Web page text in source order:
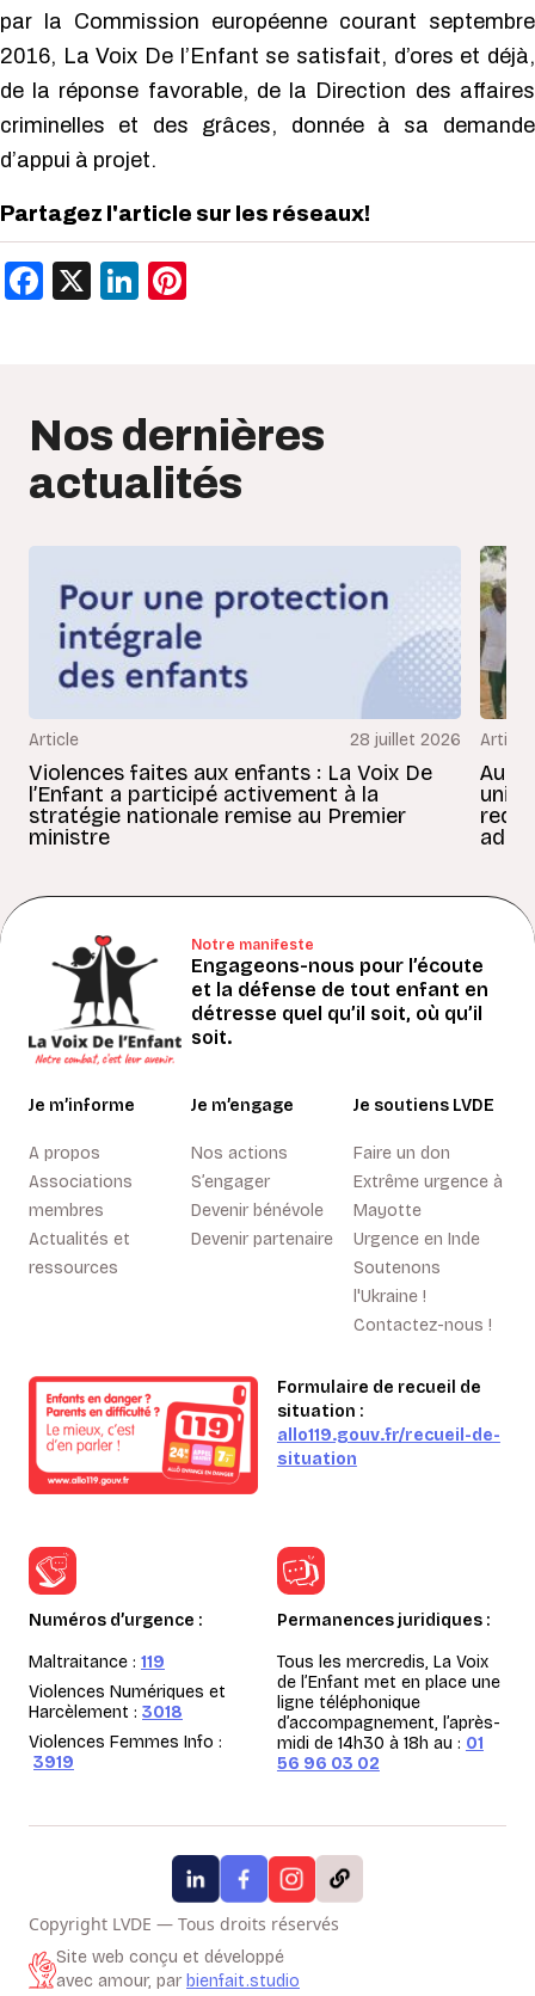
par la Commission européenne courant septembre
2016, La Voix De l’Enfant se satisfait, d’ores et déjà,
de la réponse favorable, de la Direction des affaires
criminelles et des grâces, donnée à sa demande
d’appui à projet.
Partagez l'article sur les réseaux!
Facebook
X LinkedIn
Nos dernières
actualités
Article 28 juillet 2026
Violences faites aux enfants : La Voix De
l’Enfant a participé activement à la
stratégie nationale remise au Premier
ministre
Article
Au
Notre manifeste
Engageons-nous pour l’écoute
et la défense de tout enfant en
détresse quel qu’il soit, où qu’il
soit.
Je m’informe
A propos
Associations
membres
Actualités et
ressources
Je m’engage
Nos actions
S’engager
Devenir bénévole
Devenir partenaire
Je soutiens LVDE
Faire un don
Extrême urgence à
Mayotte
Urgence en Inde
Soutenons
l'Ukraine !
Contactez-nous !
Formulaire de recueil de
situation :
allo119.gouv.fr/recueil-de-
situation
Numéros d’urgence :
Maltraitance : 119
Violences Numériques et
Harcèlement : 3018
Violences Femmes Info :
3919
Permanences juridiques :
Tous les mercredis, La Voix
de l’Enfant met en place une
ligne téléphonique
d’accompagnement, l’après-
midi de 14h30 à 18h au : 01
56 96 03 02
Copyright LVDE — Tous droits réservés
Site web conçu et développé
avec amour, par bienfait.studio